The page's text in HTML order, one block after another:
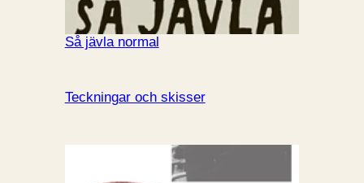
Så jävla normal
Teckningar och skisser